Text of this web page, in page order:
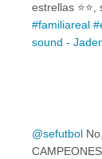
estrellas
#familiareal
sound -
@sefutbol